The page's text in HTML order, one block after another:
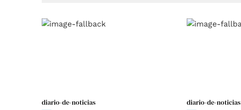
diario-de-noticias diario-de-noticias